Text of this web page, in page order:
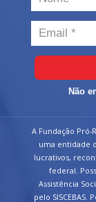
Não
A Fundação Pró-
uma entidade
lucrativos,
federal.
Assistência
pelo